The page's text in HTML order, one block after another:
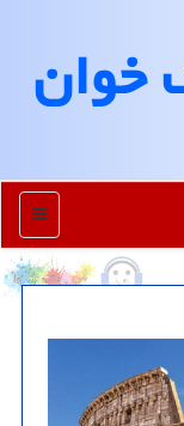
خوان
منو